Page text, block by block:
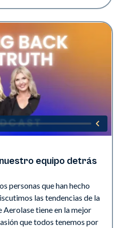
equipo detrás
personas que han hecho
las tendencias de la
Aerolase tiene en la mejor
que todos tenemos por